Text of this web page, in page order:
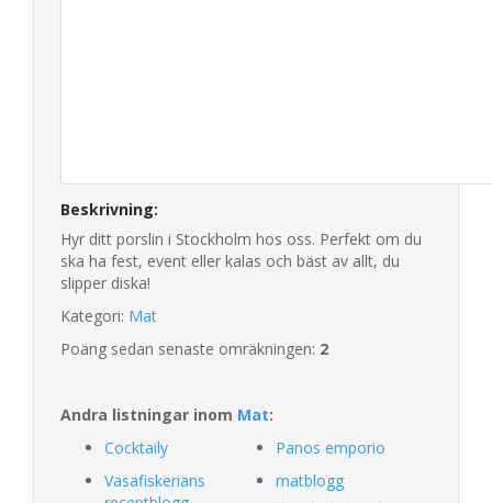
Beskrivning:
Hyr ditt porslin i Stockholm hos oss. Perfekt om du
ska ha fest, event eller kalas och bäst av allt, du
slipper diska!
Kategori: Mat
Poäng sedan senaste omräkningen: 2
Andra listningar inom Mat:
Cocktaily
Vasafiskerians
Panos emporio
matblogg